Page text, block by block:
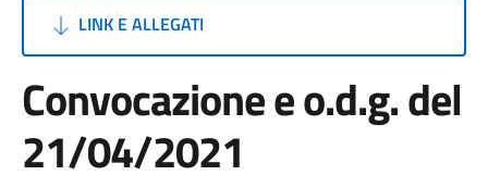
LINK E ALLEGATI
Convocazione e o.d.g. del
21/04/2021